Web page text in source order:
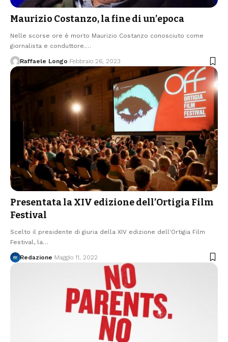
Maurizio Costanzo, la fine di un’epoca
Nelle scorse ore è morto Maurizio Costanzo conosciuto come
giornalista e conduttore.…
Raffaele Longo Febbraio 26, 2023
Presentata la XIV edizione dell’Ortigia Film
Festival
Scelto il presidente di giuria della XIV edizione dell'Ortigia Film
Festival, la…
Redazione Maggio 11, 2022